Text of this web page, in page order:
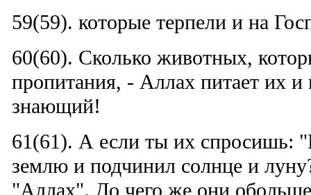
59(59). которые терпели и на
60(60). Сколько животных,
пропитания, - Аллах питает их
знающий!
61(61). А если ты их спросишь:
землю и подчинил солнце и